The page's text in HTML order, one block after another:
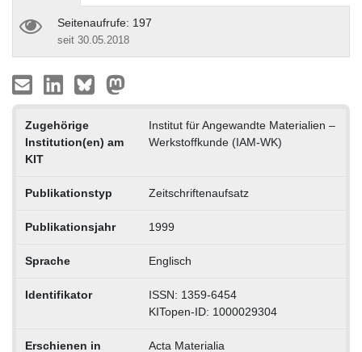
Seitenaufrufe: 197
seit 30.05.2018
Zugehörige
Institution(en) am
KIT
Institut für Angewandte Materialien –
Werkstoffkunde (IAM-WK)
Publikationstyp Zeitschriftenaufsatz
Publikationsjahr 1999
Sprache Englisch
Identifikator
ISSN: 1359-6454
KITopen-ID: 1000029304
Erschienen in Acta Materialia